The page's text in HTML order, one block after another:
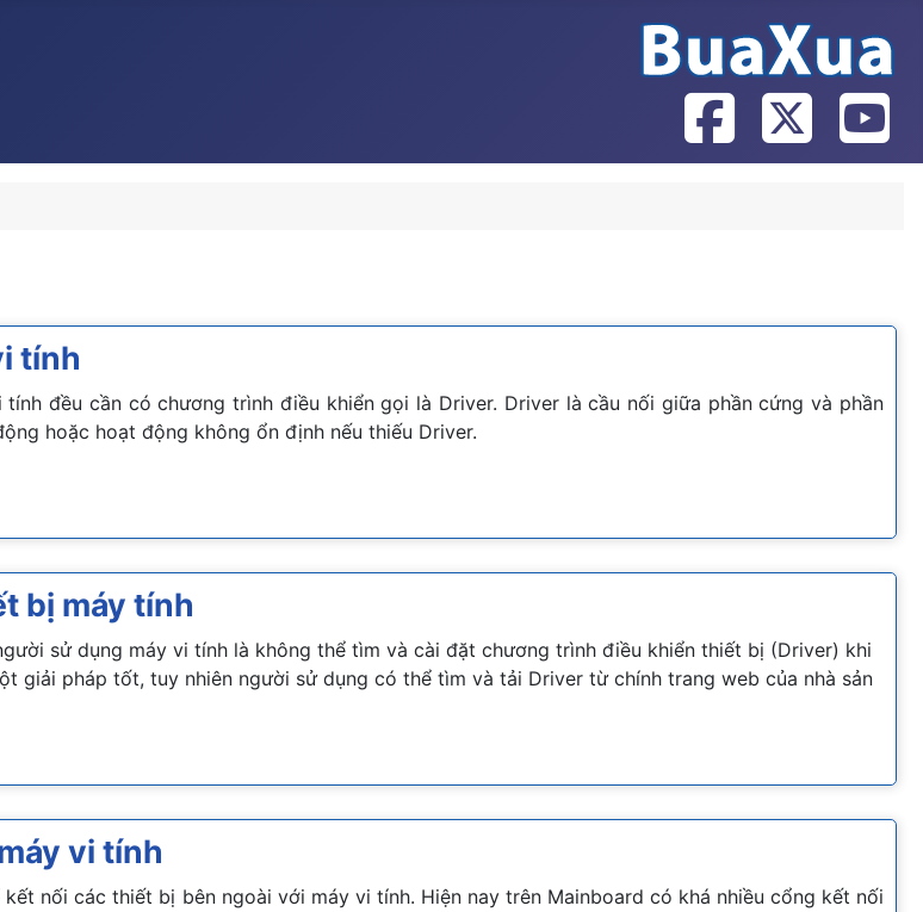
tính
đều cần có chương trình điều khiển gọi là Driver. Driver là cầu nối giữa phần cứng và phần
hoặc hoạt động không ổn định nếu thiếu Driver.
bị máy tính
sử dụng máy vi tính là không thể tìm và cài đặt chương trình điều khiển thiết bị (Driver) khi
giải pháp tốt, tuy nhiên người sử dụng có thể tìm và tải Driver từ chính trang web của nhà sản
vi tính
nối các thiết bị bên ngoài với máy vi tính. Hiện nay trên Mainboard có khá nhiều cổng kết nối